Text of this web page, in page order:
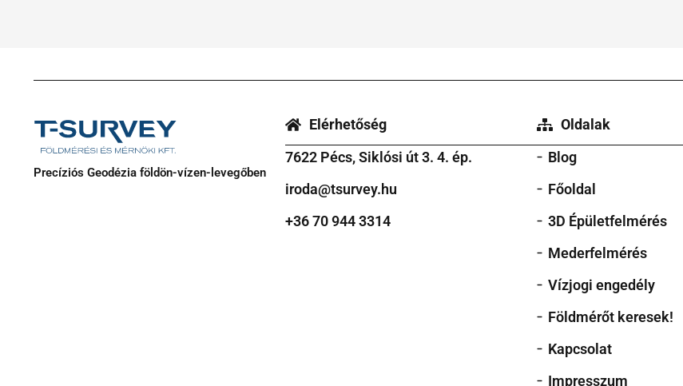
Precíziós Geodézia földön-vízen-levegőben
Elérhetőség
7622 Pécs, Siklósi út 3. 4. ép.
iroda@tsurvey.hu
+36 70 944 3314
Oldalak
Blog
Főoldal
3D Épületfelmérés
Mederfelmérés
Vízjogi engedély
Földmérőt keresek!
Kapcsolat
Impresszum